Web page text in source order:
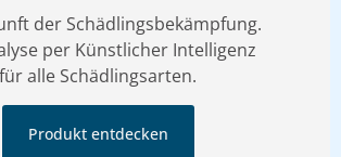
der Schädlingsbekämpfung.
per Künstlicher Intelligenz
für alle Schädlingsarten.
Produkt entdecken